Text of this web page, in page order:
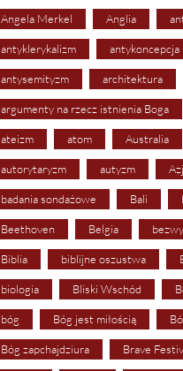
Angela Merkel Anglia
antyklerykalizm antykoncepcja
antysemityzm architektura
argumenty na rzecz istnienia Boga
ateizm atom Australia
autorytaryzm autyzm
badania sondażowe Bali
Beethoven Belgia
Biblia biblijne oszustwa
biologia Bliski Wschód
bóg Bóg jest miłością
Bóg zapchajdziura Brave